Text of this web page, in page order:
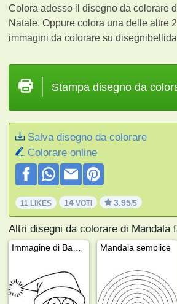
Colora adesso il disegno da colorare
Natale. Oppure colora una delle altre
immagini da colorare su
Stampa disegno da
Salva disegno da colorare
Colorare online
11 LIKES 14 VOTI 3.95/5
Altri disegni da colorare di Mandala
Mandala semplice